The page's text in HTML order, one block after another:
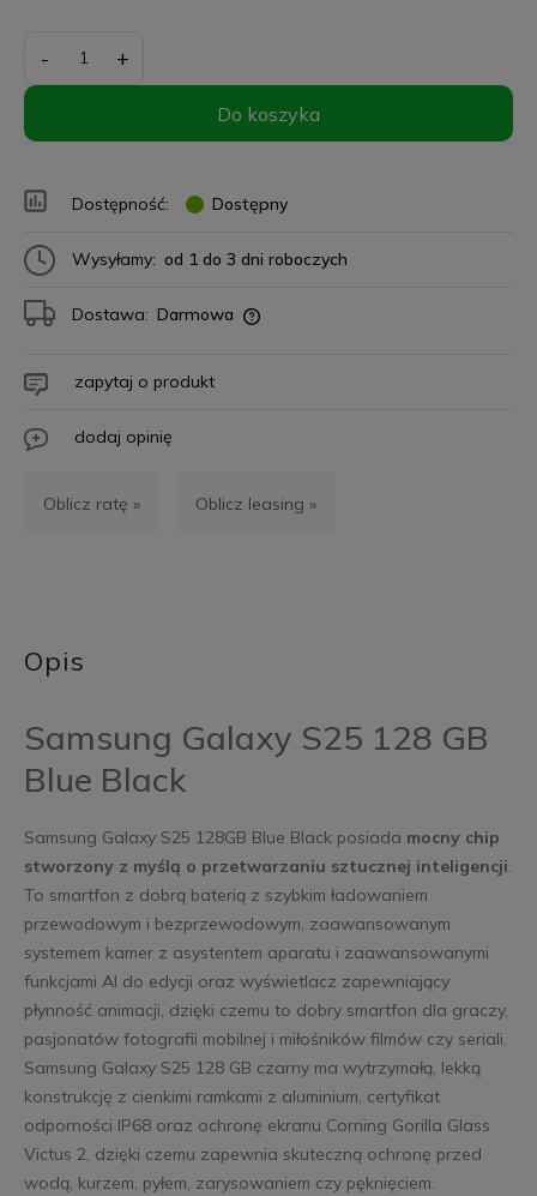
- +
Do koszyka
Dostępność: Dostępny
Wysyłamy: od 1 do 3 dni roboczych
Dostawa: Darmowa
zapytaj o produkt
dodaj opinię
Oblicz ratę » Oblicz leasing »
Opis
Samsung Galaxy S25 128 GB
Blue Black
Samsung Galaxy S25 128GB Blue Black posiada mocny chip
stworzony z myślą o przetwarzaniu sztucznej inteligencji.
To smartfon z dobrą baterią z szybkim ładowaniem
przewodowym i bezprzewodowym, zaawansowanym
systemem kamer z asystentem aparatu i zaawansowanymi
funkcjami AI do edycji oraz wyświetlacz zapewniający
płynność animacji, dzięki czemu to dobry smartfon dla graczy,
pasjonatów fotografii mobilnej i miłośników filmów czy seriali.
Samsung Galaxy S25 128 GB czarny ma wytrzymałą, lekką
konstrukcję z cienkimi ramkami z aluminium, certyfikat
odporności IP68 oraz ochronę ekranu Corning Gorilla Glass
Victus 2, dzięki czemu zapewnia skuteczną ochronę przed
wodą, kurzem, pyłem, zarysowaniem czy pęknięciem.